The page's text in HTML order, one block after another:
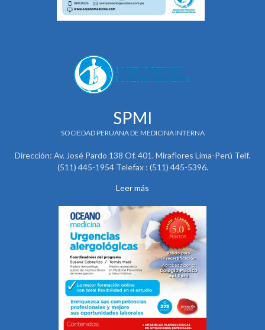
SPMI
SOCIEDAD PERUANA DE MEDICINA INTERNA
Dirección: Av. José Pardo 138 Of. 401. Miraflores Lima-Perú Telf.
(511) 445-1954 Telefax : (511) 445-5396.
Leer más